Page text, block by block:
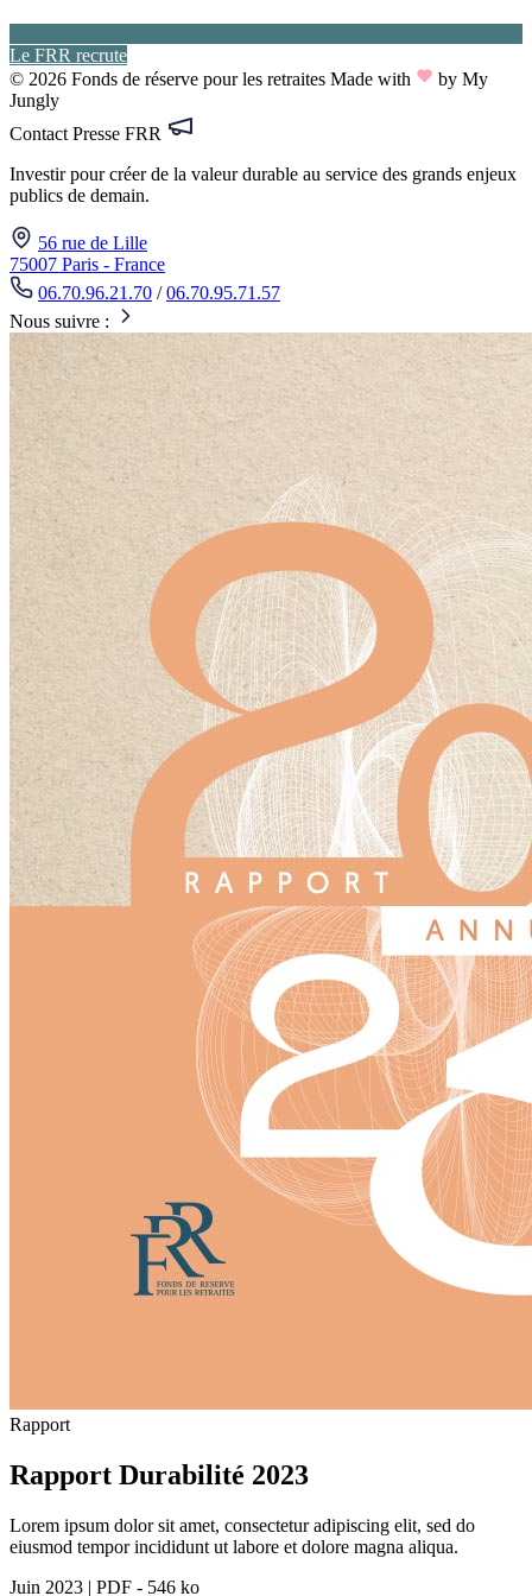
Le FRR recrute
© 2026 Fonds de réserve pour les retraites Made with
by My
Jungly
Contact Presse FRR
Investir pour créer de la valeur durable au service des grands enjeux
publics de demain.
56 rue de Lille
75007 Paris - France
06.70.96.21.70 /06.70.95.71.57
Nous suivre :
Rapport
Rapport Durabilité 2023
Lorem ipsum dolor sit amet, consectetur adipiscing elit, sed do
eiusmod tempor incididunt ut labore et dolore magna aliqua.
Juin 2023 | PDF - 546 ko